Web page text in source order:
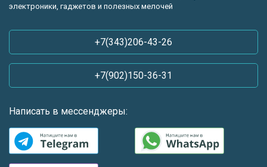
электроники, гаджетов и полезных мелочей
+7(343)206-43-26
+7(902)150-36-31
Написать в мессенджеры: